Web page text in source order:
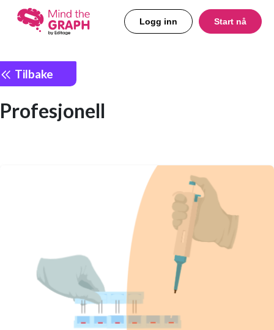
Logg inn Start nå
Tilbake
Profesjonell